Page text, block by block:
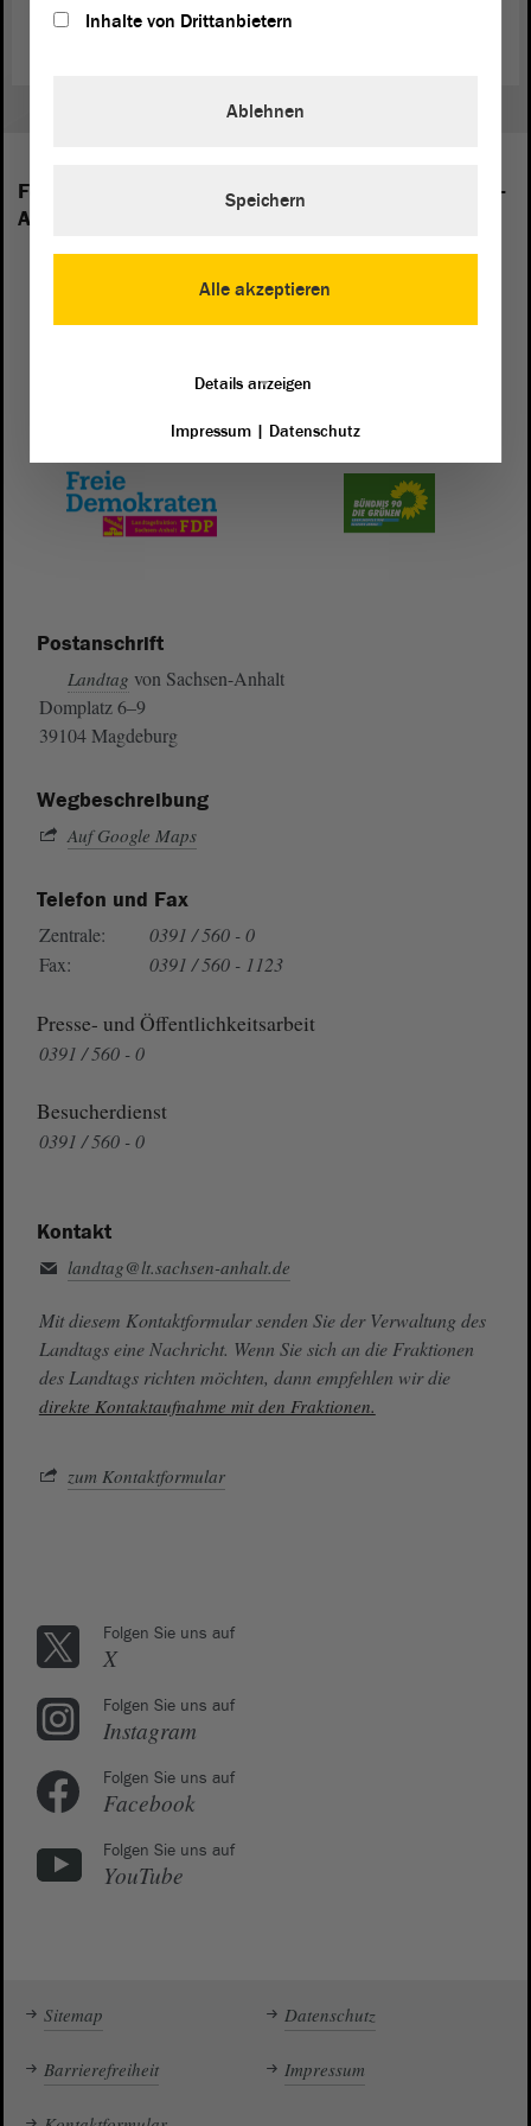
Stiftung Gedenkstätten Sachsen-Anhalt
Folgende Fraktionen sind im Landtag von Sachsen-
Anhalt vertreten:
Postanschrift
Landtag von Sachsen-Anhalt
Domplatz 6–9
39104 Magdeburg
Wegbeschreibung
Auf Google Maps
Telefon und Fax
Zentrale:
0391 / 560 - 0
Fax:
0391 / 560 - 1123
Presse- und Öffentlichkeitsarbeit
0391 / 560 - 0
Besucherdienst
0391 / 560 - 0
Kontakt
landtag@lt.sachsen-anhalt.de
Mit diesem Kontaktformular senden Sie der Verwaltung des
Landtags eine Nachricht. Wenn Sie sich an die Fraktionen
des Landtags richten möchten, dann empfehlen wir die
direkte Kontaktaufnahme mit den Fraktionen.
zum Kontaktformular
Folgen Sie uns auf
X
Folgen Sie uns auf
Instagram
Folgen Sie uns auf
Facebook
Folgen Sie uns auf
YouTube
Sitemap Datenschutz
Barrierefreiheit Impressum
Inhalte von Drittanbietern
Alle akzeptieren
Ablehnen
Speichern
Details anzeigen
Impressum| Datenschutz